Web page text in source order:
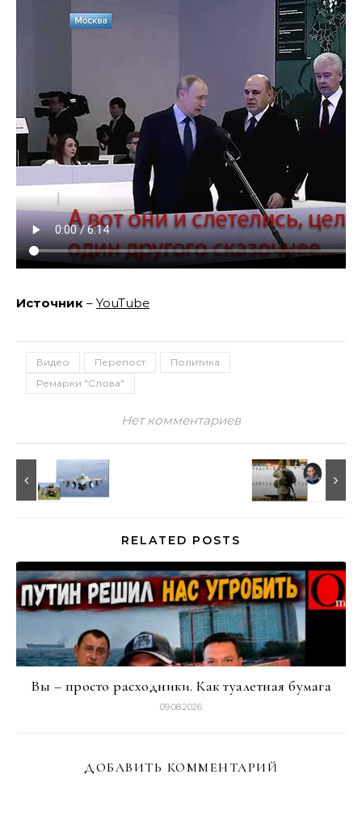
Источник – YouTube
Видео Перепост
Политика
Ремарки "Слова"
Нет комментариев
RELATED POSTS
Вы – просто расходники. Как туалетная бумага
09.08.2026
ДОБАВИТЬ КОММЕНТАРИЙ